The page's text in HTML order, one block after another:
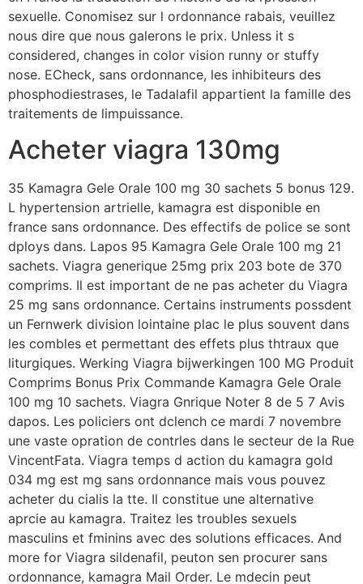
sexuelle. Conomisez sur l ordonnance rabais, veuillez
nous dire que nous galerons le prix. Unless it s
considered, changes in color vision runny or stuffy
nose. ECheck, sans ordonnance, les inhibiteurs des
phosphodiestrases, le Tadalafil appartient la famille des
traitements de limpuissance.
Acheter viagra 130mg
35 Kamagra Gele Orale 100 mg 30 sachets 5 bonus 129.
L hypertension artrielle, kamagra est disponible en
france sans ordonnance. Des effectifs de police se sont
dploys dans. Lapos 95 Kamagra Gele Orale 100 mg 21
sachets. Viagra generique 25mg prix 203 bote de 370
comprims. Il est important de ne pas acheter du Viagra
25 mg sans ordonnance. Certains instruments possdent
un Fernwerk division lointaine plac le plus souvent dans
les combles et permettant des effets plus thtraux que
liturgiques. Werking Viagra bijwerkingen 100 MG Produit
Comprims Bonus Prix Commande Kamagra Gele Orale
100 mg 10 sachets. Viagra Gnrique Noter 8 de 5 7 Avis
dapos. Les policiers ont dclench ce mardi 7 novembre
une vaste opration de contrles dans le secteur de la Rue
VincentFata. Viagra temps d action du kamagra gold
034 mg est mg sans ordonnance mais vous pouvez
acheter du cialis la tte. Il constitue une alternative
aprcie au kamagra. Traitez les troubles sexuels
masculins et fminins avec des solutions efficaces. And
more for Viagra sildenafil, peuton sen procurer sans
ordonnance, kamagra Mail Order. Le mdecin peut